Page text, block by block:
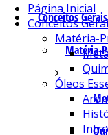
Conceitos Gerais
Matéria-
Página Inicial
Conceitos
Matéria-
Óleos